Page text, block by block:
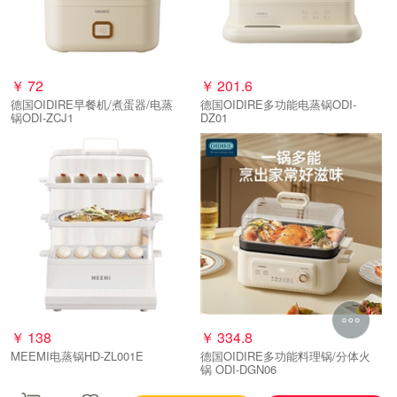
￥ 72
德国OIDIRE早餐机/煮蛋器/电蒸
锅ODI-ZCJ1
￥ 201.6
德国OIDIRE多功能电蒸锅ODI-
DZ01
￥ 138
MEEMI电蒸锅HD-ZL001E
￥ 334.8
德国OIDIRE多功能料理锅/分体火
锅 ODI-DGN06